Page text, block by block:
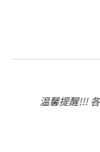
温馨提醒!!!